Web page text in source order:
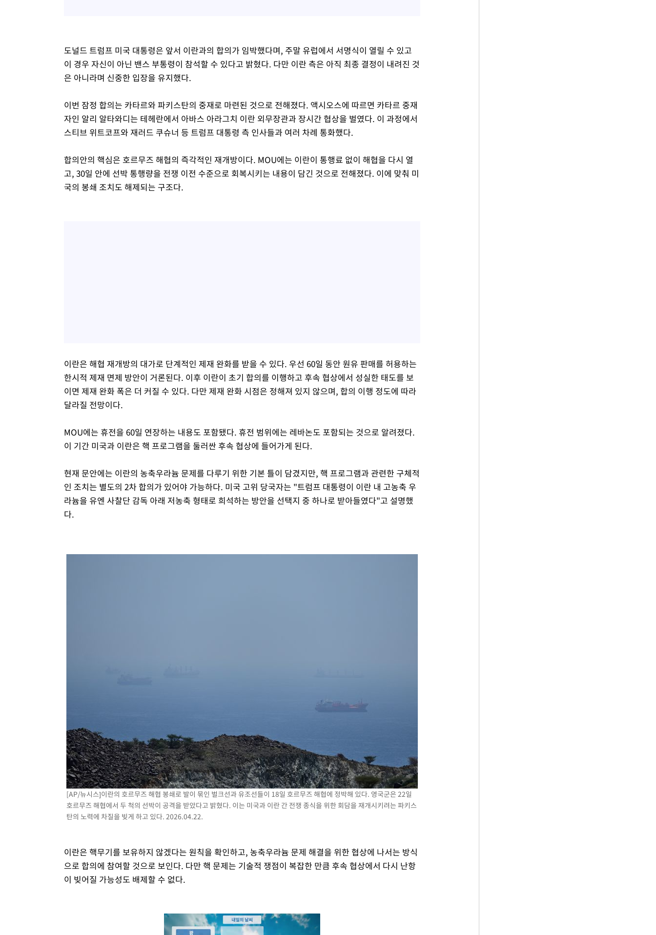
도널드 트럼프 미국 대통령은 앞서 이란과의 합의가 임박했다며, 주말 유럽에서 서명식이 열릴 수 있고
이 경우 자신이 아닌 밴스 부통령이 참석할 수 있다고 밝혔다. 다만 이란 측은 아직 최종 결정이 내려진 것
은 아니라며 신중한 입장을 유지했다.
이번 잠정 합의는 카타르와 파키스탄의 중재로 마련된 것으로 전해졌다. 액시오스에 따르면 카타르 중재
자인 알리 알타와디는 테헤란에서 아바스 아라그치 이란 외무장관과 장시간 협상을 벌였다. 이 과정에서
스티브 위트코프와 재러드 쿠슈너 등 트럼프 대통령 측 인사들과 여러 차례 통화했다.
합의안의 핵심은 호르무즈 해협의 즉각적인 재개방이다. MOU에는 이란이 통행료 없이 해협을 다시 열
고, 30일 안에 선박 통행량을 전쟁 이전 수준으로 회복시키는 내용이 담긴 것으로 전해졌다. 이에 맞춰 미
국의 봉쇄 조치도 해제되는 구조다.
이란은 해협 재개방의 대가로 단계적인 제재 완화를 받을 수 있다. 우선 60일 동안 원유 판매를 허용하는
한시적 제재 면제 방안이 거론된다. 이후 이란이 초기 합의를 이행하고 후속 협상에서 성실한 태도를 보
이면 제재 완화 폭은 더 커질 수 있다. 다만 제재 완화 시점은 정해져 있지 않으며, 합의 이행 정도에 따라
달라질 전망이다.
MOU에는 휴전을 60일 연장하는 내용도 포함됐다. 휴전 범위에는 레바논도 포함되는 것으로 알려졌다.
이 기간 미국과 이란은 핵 프로그램을 둘러싼 후속 협상에 들어가게 된다.
현재 문안에는 이란의 농축우라늄 문제를 다루기 위한 기본 틀이 담겼지만, 핵 프로그램과 관련한 구체적
인 조치는 별도의 2차 합의가 있어야 가능하다. 미국 고위 당국자는 "트럼프 대통령이 이란 내 고농축 우
라늄을 유엔 사찰단 감독 아래 저농축 형태로 희석하는 방안을 선택지 중 하나로 받아들였다"고 설명했
다.
[AP/뉴시스]이란의 호르무즈 해협 봉쇄로 발이 묶인 벌크선과 유조선들이 18일 호르무즈 해협에 정박해 있다. 영국군은 22일
호르무즈 해협에서 두 척의 선박이 공격을 받았다고 밝혔다. 이는 미국과 이란 간 전쟁 종식을 위한 회담을 재개시키려는 파키스
탄의 노력에 차질을 빚게 하고 있다. 2026.04.22.
이란은 핵무기를 보유하지 않겠다는 원칙을 확인하고, 농축우라늄 문제 해결을 위한 협상에 나서는 방식
으로 합의에 참여할 것으로 보인다. 다만 핵 문제는 기술적 쟁점이 복잡한 만큼 후속 협상에서 다시 난항
이 빚어질 가능성도 배제할 수 없다.